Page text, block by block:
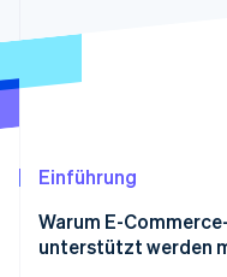
Climate
Einführung
Warum E-
unterstützt werden